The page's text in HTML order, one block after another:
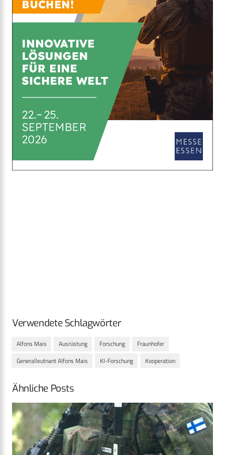
Verwendete Schlagwörter
Alfons Mais Ausrüstung Forschung
Fraunhofer
Generalleutnant Alfons Mais
KI-Forschung Kooperation
Ähnliche Posts